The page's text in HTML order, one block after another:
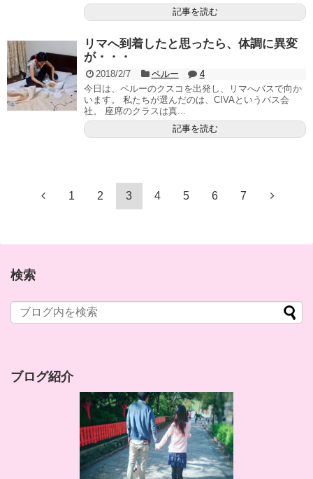
記事を読む
リマへ到着したと思ったら、体調に異変
が・・・
2018/2/7 ペルー
4
今日は、ペルーのクスコを出発し、リマへバスで向か
います。 私たちが選んだのは、CIVAというバス会
社。 座席のクラスは真...
記事を読む
1 2 3 4 5 6 7
検索
ブログ紹介